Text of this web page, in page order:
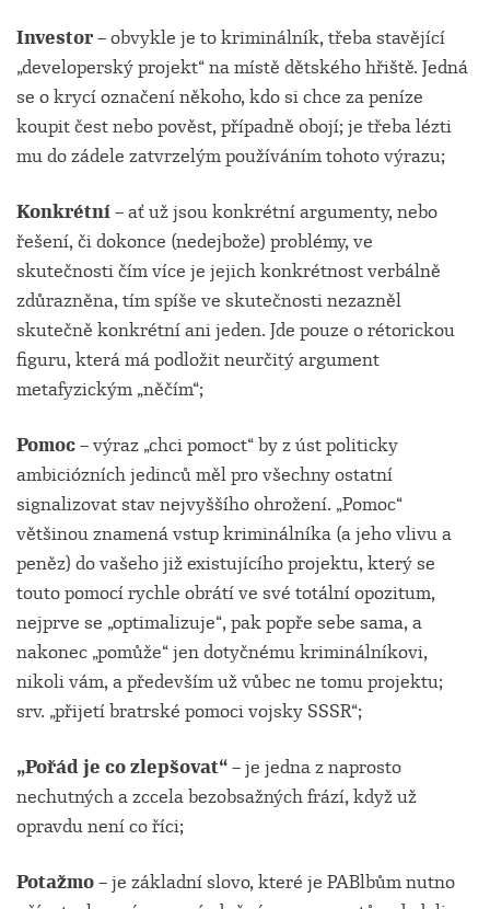
Investor –obvykle je to kriminálník, třeba stavějící
„developerský projekt“ na místě dětského hřiště. Jedná
se o krycí označení někoho, kdo si chce za peníze
koupit čest nebo pověst, případně obojí; je třeba lézti
mu do zádele zatvrzelým používáním tohoto výrazu;
Konkrétní –ať už jsou konkrétní argumenty, nebo
řešení, či dokonce (nedejbože) problémy, ve
skutečnosti čím více je jejich konkrétnost verbálně
zdůrazněna, tím spíše ve skutečnosti nezazněl
skutečně konkrétní ani jeden. Jde pouze o rétorickou
figuru, která má podložit neurčitý argument
metafyzickým „něčím“;
Pomoc –výraz „chci pomoct“ by z úst politicky
ambiciózních jedinců měl pro všechny ostatní
signalizovat stav nejvyššího ohrožení. „Pomoc“
většinou znamená vstup kriminálníka (a jeho vlivu a
peněz) do vašeho již existujícího projektu, který se
touto pomocí rychle obrátí ve své totální opozitum,
nejprve se „optimalizuje“, pak popře sebe sama, a
nakonec „pomůže“ jen dotyčnému kriminálníkovi,
nikoli vám, a především už vůbec ne tomu projektu;
srv. „přijetí bratrské pomoci vojsky SSSR“;
„Pořád je co zlepšovat“ –je jedna z naprosto
nechutných a zccela bezobsažných frází, když už
opravdu není co říci;
Potažmo –je základní slovo, které je PABlbům nutno